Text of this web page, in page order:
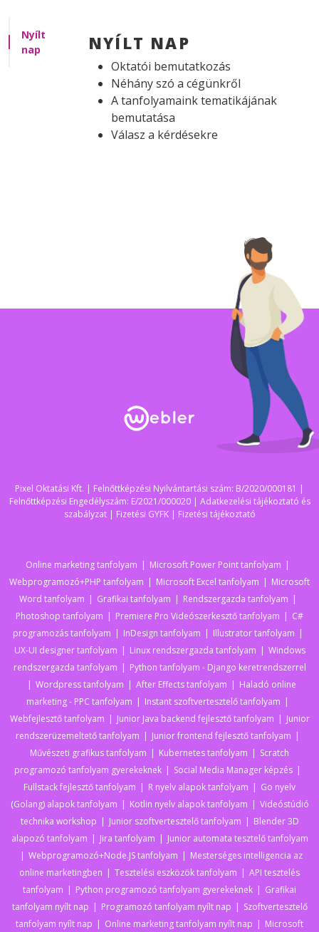
Nyílt
nap
NYÍLT NAP
Oktatói bemutatkozás
Néhány szó a cégünkről
A tanfolyamaink tematikájának
bemutatása
Válasz a kérdésekre
Pixel Oktatási Kft. | Felnőttképzési Nyilvántartási szám: B/2020/000181 |
Felnőttképzési Engedélyszám: E/2021/000020 | Adatkezelési tájékoztató és
szabályzat| Fizetési GYFK| Fizetési tájékoztató
Online marketing tanfolyam
Microsoft Power Point tanfolyam
Webprogramozó+PHP tanfolyam
Microsoft Excel tanfolyam
Microsoft
Word tanfolyam
Grafikai tanfolyam
Rendszergazda tanfolyam
Photoshop tanfolyam
Premiere Pro Videószerkesztő tanfolyam
C#
programozás tanfolyam
InDesign tanfolyam
Illustrator tanfolyam
UX-UI designer tanfolyam
Linux rendszergazda tanfolyam
Windows
rendszergazda tanfolyam
Python tanfolyam - Django keretrendszerrel
Wordpress tanfolyam
After Effects tanfolyam
Haladó online
marketing - PPC tanfolyam
Instant szoftvertesztelő tanfolyam
Webfejlesztő tanfolyam
Junior Java backend fejlesztő tanfolyam
Junior
rendszerüzemeltető tanfolyam
Junior frontend fejlesztő tanfolyam
Művészeti grafikus tanfolyam
Kubernetes tanfolyam
Scratch
programozó tanfolyam gyerekeknek
Social Media Manager képzés
Fullstack fejlesztő tanfolyam
R nyelv alapok tanfolyam
Go nyelv
(Golang) alapok tanfolyam
Kotlin nyelv alapok tanfolyam
Videóstúdió
technika workshop
Junior szoftvertesztelő tanfolyam
Blender 3D
alapozó tanfolyam
Jira tanfolyam
Junior automata tesztelő tanfolyam
Webprogramozó+Node.JS tanfolyam
Mesterséges intelligencia az
online marketingben
Tesztelési eszközök tanfolyam
API tesztelés
tanfolyam
Python programozó tanfolyam gyerekeknek
Grafikai
tanfolyam nyílt nap
Programozó tanfolyam nyílt nap
Szoftvertesztelő
tanfolyam nyílt nap
Online marketing tanfolyam nyílt nap Microsoft